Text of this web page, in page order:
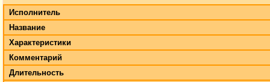
Исполнитель
Название
Характеристики
Комментарий
Длительность